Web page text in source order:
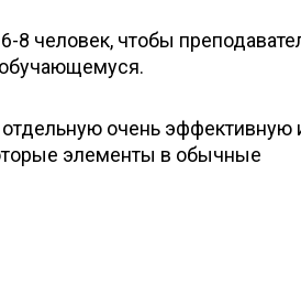
8 человек, чтобы
очень эффективную
элементы в обычные